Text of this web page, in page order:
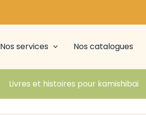
Nos services Nos catalogues
Livres et histoires pour kamishibaï